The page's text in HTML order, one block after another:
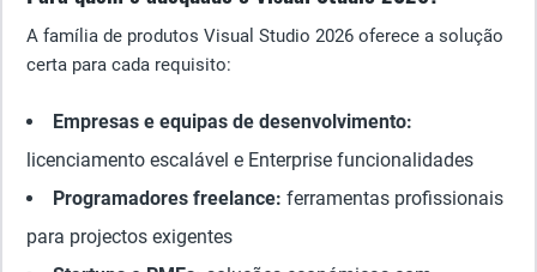
A família de produtos Visual Studio 2026 oferece a solução
certa para cada requisito:
Empresas e equipas de desenvolvimento:
licenciamento escalável e Enterprise funcionalidades
Programadores freelance: ferramentas profissionais
para projectos exigentes